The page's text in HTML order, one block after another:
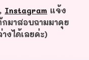
, Instagram แจ้ง
มาสอบถามมาคุย
ได้เลยค่ะ)